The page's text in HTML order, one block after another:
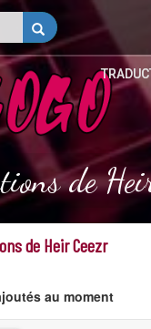
de
de Heir Ceezr
au moment